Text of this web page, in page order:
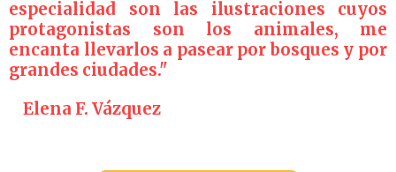
especialidad son las ilustraciones cuyos
protagonistas son los animales, me
encanta llevarlos a pasear por bosques y por
grandes ciudades."
Elena F. Vázquez